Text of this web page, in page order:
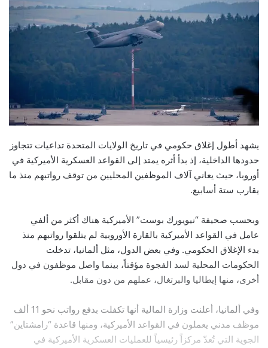
يشهد أطول إغلاق حكومي في تاريخ الولايات المتحدة تداعيات تتجاوز
حدودها الداخلية، إذ بدأ أثره يمتد إلى القواعد العسكرية الأميركية في
أوروبا، حيث يعاني آلاف الموظفين المحليين من توقف رواتبهم منذ ما
يقارب ستة أسابيع.
وبحسب صحيفة “نيويورك بوست” الأميركية هناك أكثر من ألفي
عامل في القواعد الأميركية بالقارة الأوروبية لم يتلقوا رواتبهم منذ
بدء الإغلاق الحكومي. وفي بعض الدول، مثل ألمانيا، تدخلت
الحكومات المحلية لسد الفجوة مؤقتاً، بينما واصل موظفون في دول
أخرى، منها إيطاليا والبرتغال، عملهم من دون مقابل.
وفي ألمانيا، أعلنت وزارة المالية أنها تكفلت بدفع رواتب نحو 11 ألف
موظف مدني يعملون في القواعد الأميركية، ومنها قاعدة “رامشتاين”
الجوية التي تُعدّ مركزاً رئيسياً للعمليات العسكرية الأميركية في